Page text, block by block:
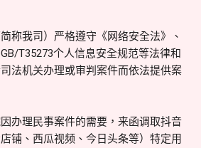
称我司）严格遵守《网络安全法》、
T35273个人信息安全规范等法律和
法机关办理或审判案件而依法提供案
办理民事案件的需要，来函调取抖音
铺、西瓜视频、今日头条等）特定用